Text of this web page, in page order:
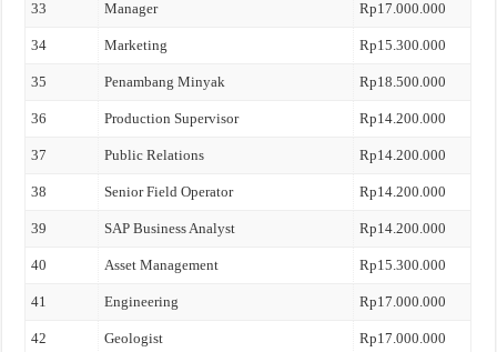
33 Manager Rp17.000.000
34 Marketing Rp15.300.000
35 Penambang Minyak Rp18.500.000
36 Production Supervisor Rp14.200.000
37 Public Relations Rp14.200.000
38 Senior Field Operator Rp14.200.000
39 SAP Business Analyst Rp14.200.000
40 Asset Management Rp15.300.000
41 Engineering Rp17.000.000
42 Geologist Rp17.000.000